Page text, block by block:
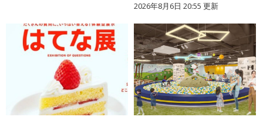
2026年8月6日 20:55 更新